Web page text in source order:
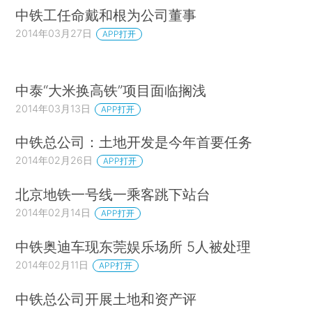
中铁工任命戴和根为公司董事
2014年03月27日 APP打开
中泰“大米换高铁”项目面临搁浅
2014年03月13日 APP打开
中铁总公司：土地开发是今年首要任务
2014年02月26日 APP打开
北京地铁一号线一乘客跳下站台
2014年02月14日 APP打开
中铁奥迪车现东莞娱乐场所 5人被处理
2014年02月11日 APP打开
中铁总公司开展土地和资产评